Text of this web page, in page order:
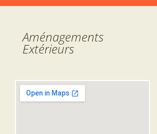
Aménagements
Extérieurs